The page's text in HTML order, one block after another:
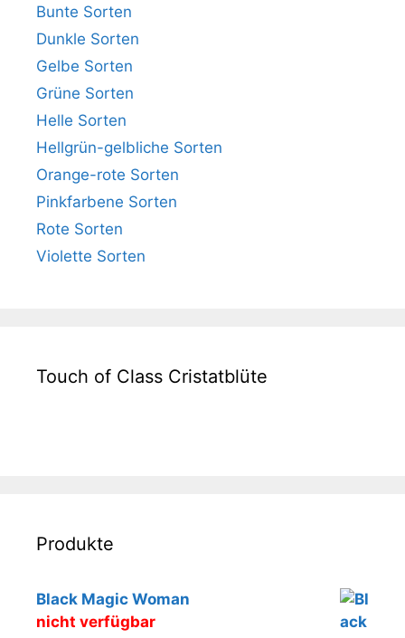
Bunte Sorten
Dunkle Sorten
Gelbe Sorten
Grüne Sorten
Helle Sorten
Hellgrün-gelbliche Sorten
Orange-rote Sorten
Pinkfarbene Sorten
Rote Sorten
Violette Sorten
Touch of Class Cristatblüte
Produkte
Black Magic Woman
nicht verfügbar